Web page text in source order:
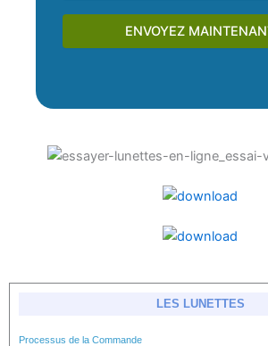
LES LUNETTES
Processus de la Commande